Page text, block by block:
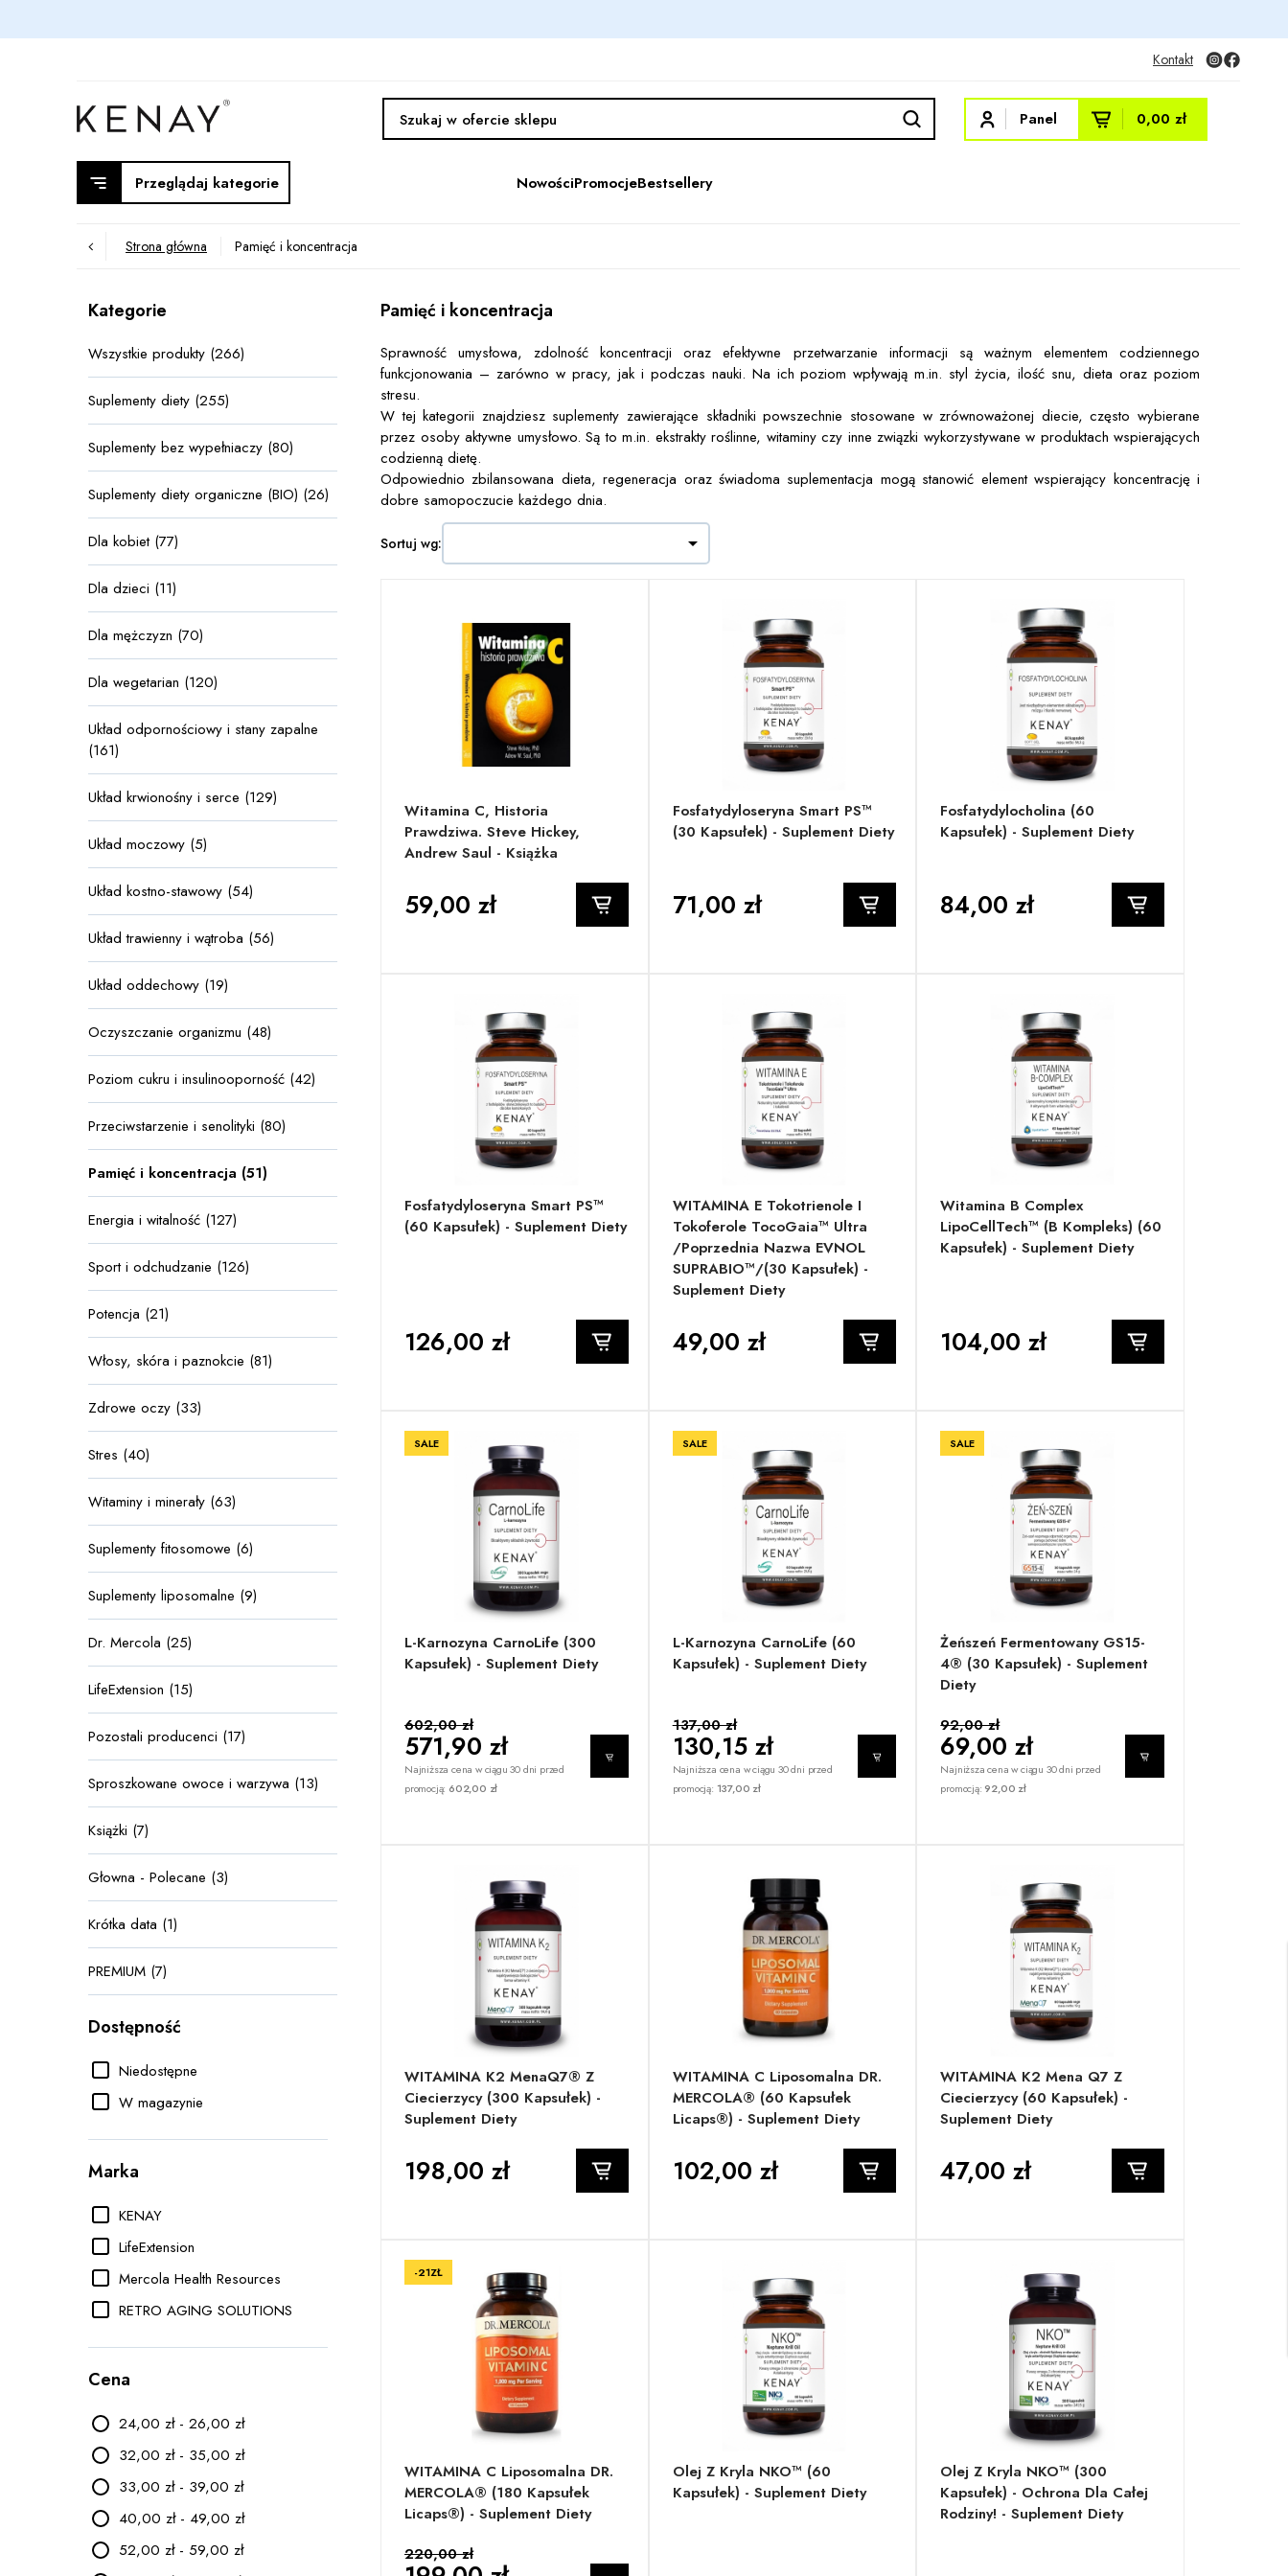
Kontakt
Panel 0,00 zł
Przeglądaj kategorie NowościPromocjeBestsellery
Strona główna Pamięć i koncentracja
Kategorie
Wszystkie produkty (266)
Suplementy diety (255)
Suplementy bez wypełniaczy (80)
Suplementy diety organiczne (BIO) (26)
Dla kobiet (77)
Dla dzieci (11)
Dla mężczyzn (70)
Dla wegetarian (120)
Układ odpornościowy i stany zapalne
(161)
Układ krwionośny i serce (129)
Układ moczowy (5)
Układ kostno-stawowy (54)
Układ trawienny i wątroba (56)
Układ oddechowy (19)
Oczyszczanie organizmu (48)
Poziom cukru i insulinooporność (42)
Przeciwstarzenie i senolityki (80)
Pamięć i koncentracja (51)
Energia i witalność (127)
Sport i odchudzanie (126)
Potencja (21)
Włosy, skóra i paznokcie (81)
Zdrowe oczy (33)
Stres (40)
Witaminy i minerały (63)
Suplementy fitosomowe (6)
Suplementy liposomalne (9)
Dr. Mercola (25)
LifeExtension (15)
Pozostali producenci (17)
Sproszkowane owoce i warzywa (13)
Książki (7)
Głowna - Polecane (3)
Krótka data (1)
PREMIUM (7)
Dostępność
Niedostępne
W magazynie
Marka
KENAY
LifeExtension
Mercola Health Resources
RETRO AGING SOLUTIONS
Cena
24,00 zł - 26,00 zł
32,00 zł - 35,00 zł
33,00 zł - 39,00 zł
40,00 zł - 49,00 zł
52,00 zł - 59,00 zł
Pamięć i koncentracja
Sprawność umysłowa, zdolność koncentracji oraz efektywne przetwarzanie informacji są ważnym elementem codziennego
funkcjonowania – zarówno w pracy, jak i podczas nauki. Na ich poziom wpływają m.in. styl życia, ilość snu, dieta oraz poziom
stresu.
W tej kategorii znajdziesz suplementy zawierające składniki powszechnie stosowane w zrównoważonej diecie, często wybierane
przez osoby aktywne umysłowo. Są to m.in. ekstrakty roślinne, witaminy czy inne związki wykorzystywane w produktach wspierających
codzienną dietę.
Odpowiednio zbilansowana dieta, regeneracja oraz świadoma suplementacja mogą stanowić element wspierający koncentrację i
dobre samopoczucie każdego dnia.
Sortuj wg: 
Witamina C, Historia
Prawdziwa. Steve Hickey,
Andrew Saul - Książka
59,00 zł
Fosfatydyloseryna Smart PS™
(30 Kapsułek) - Suplement Diety
71,00 zł
Fosfatydylocholina (60
Kapsułek) - Suplement Diety
84,00 zł
Fosfatydyloseryna Smart PS™
(60 Kapsułek) - Suplement Diety
126,00 zł
WITAMINA E Tokotrienole I
Tokoferole TocoGaia™ Ultra
/poprzednia Nazwa EVNOL
SUPRABIO™/(30 Kapsułek) -
Suplement Diety
49,00 zł
Witamina B Complex
LipoCellTech™ (B Kompleks) (60
Kapsułek) - Suplement Diety
104,00 zł
SALE
L-Karnozyna CarnoLife (300
Kapsułek) - Suplement Diety
602,00 zł
571,90 zł
Najniższa cena w ciągu 30 dni przed
promocją: 602,00 zł
SALE
L-Karnozyna CarnoLife (60
Kapsułek) - Suplement Diety
137,00 zł
130,15 zł
Najniższa cena w ciągu 30 dni przed
promocją: 137,00 zł
SALE
Żeńszeń Fermentowany GS15-
4® (30 Kapsułek) - Suplement
Diety
92,00 zł
69,00 zł
Najniższa cena w ciągu 30 dni przed
promocją: 92,00 zł
WITAMINA K2 MenaQ7® Z
Ciecierzycy (300 Kapsułek) -
Suplement Diety
198,00 zł
WITAMINA C Liposomalna DR.
MERCOLA® (60 Kapsułek
Licaps®) - Suplement Diety
102,00 zł
WITAMINA K2 Mena Q7 Z
Ciecierzycy (60 Kapsułek) -
Suplement Diety
47,00 zł
-21ZŁ
WITAMINA C Liposomalna DR.
MERCOLA® (180 Kapsułek
Licaps®) - Suplement Diety
220,00 zł
Olej Z Kryla NKO™ (60
Kapsułek) - Suplement Diety
Olej Z Kryla NKO™ (300
Kapsułek) - Ochrona Dla Całej
Rodziny! - Suplement Diety